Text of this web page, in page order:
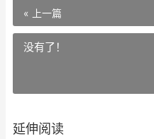
« 上一篇
没有了！
延伸阅读